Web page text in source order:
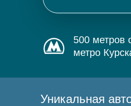
500 метров
метро
Уникальная